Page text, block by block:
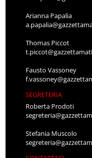
Arianna Papalia
Thomas Piccot
Fausto Vassoney
SEGRETERIA
Roberta Prodoti
Stefania Muscolo